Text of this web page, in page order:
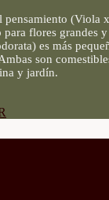
pensamiento (Viola x
flores grandes y
es más
son
y jardín.